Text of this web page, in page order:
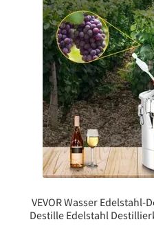
VEVOR Wasser
Destille Edelstahl